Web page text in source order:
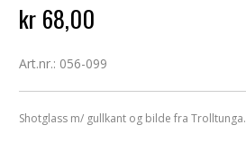
kr 68,00
Art.nr.: 056-099
Shotglass m/ gullkant og bilde fra Trolltunga.